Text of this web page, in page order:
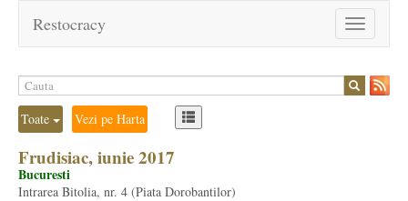
Toggle
navigation
Restocracy
Toate Vezi pe Harta
Frudisiac, iunie 2017
Bucuresti
Intrarea Bitolia, nr. 4 (Piata Dorobantilor)